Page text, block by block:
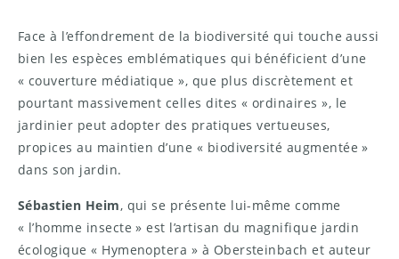
Face à l’effondrement de la biodiversité qui touche aussi
bien les espèces emblématiques qui bénéficient d’une
« couverture médiatique », que plus discrètement et
pourtant massivement celles dites « ordinaires », le
jardinier peut adopter des pratiques vertueuses,
propices au maintien d’une « biodiversité augmentée »
dans son jardin.
Sébastien Heim, qui se présente lui-même comme
« l’homme insecte » est l’artisan du magnifique jardin
écologique « Hymenoptera » à Obersteinbach et auteur